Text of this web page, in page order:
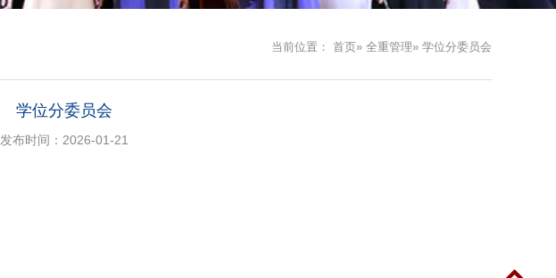
当前位置： 首页» 全重管理» 学位分委员会
学位分委员会
发布时间：2026-01-21